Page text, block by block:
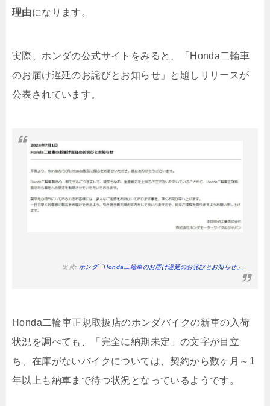
理由になります。
実際、ホンダの公式サイトをみると、「Honda二輪車
のお届け遅延のお詫びとお知らせ」と題しリリースが
公表されています。
出典: ホンダ「Honda二輪車のお届け遅延のお詫びとお知らせ」
Honda二輪車正規取扱店のホンダバイクの新車の入荷
状況を調べても、「完全に納期未定」の文字が目立
ち、在庫がないバイクについては、契約から数ヶ月～1
年以上も納車まで待つ状況となっているようです。